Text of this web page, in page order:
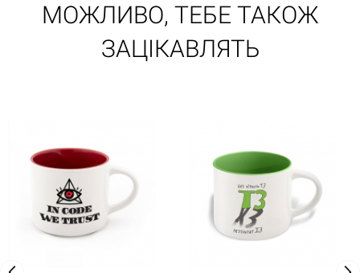
МОЖЛИВО, ТЕБЕ ТАКОЖ
ЗАЦІКАВЛЯТЬ